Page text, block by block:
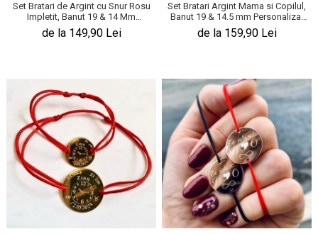
Set Bratari de Argint cu Snur Rosu
Impletit, Banut 19 & 14 Mm
Personalizat Gravura Text Argint
925
de la 149,90 Lei
Set Bratari Argint Mama si Copilul,
Banut 19 & 14.5 mm Personalizat
Gravura Foto
de la 159,90 Lei